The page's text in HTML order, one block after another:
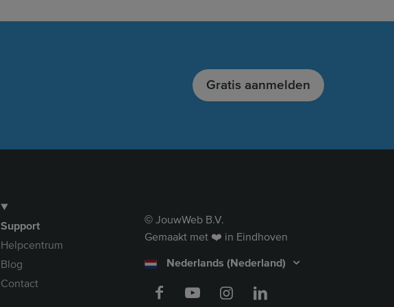
Gratis aanmelden
Support
Helpcentrum
Blog
Contact
© JouwWeb B.V.
Gemaakt met ❤️ in Eindhoven
Nederlands (Nederland)